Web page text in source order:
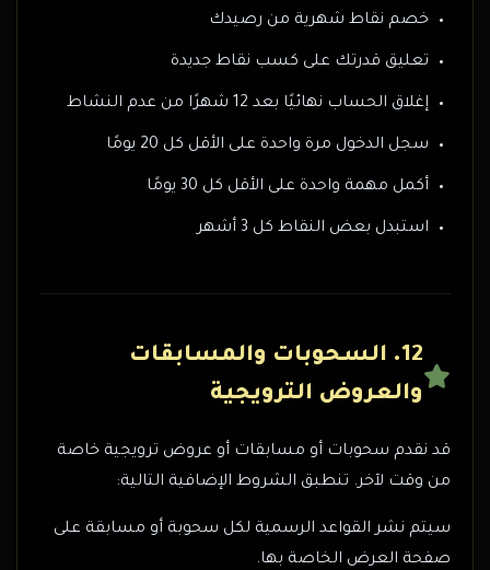
خصم نقاط شهرية من رصيدك
تعليق قدرتك على كسب نقاط جديدة
إغلاق الحساب نهائيًا بعد 12 شهرًا من عدم النشاط
سجل الدخول مرة واحدة على الأقل كل 20 يومًا
أكمل مهمة واحدة على الأقل كل 30 يومًا
استبدل بعض النقاط كل 3 أشهر
12. السحوبات والمسابقات
والعروض الترويجية
قد نقدم سحوبات أو مسابقات أو عروض ترويجية خاصة
من وقت لآخر. تنطبق الشروط الإضافية التالية:
سيتم نشر القواعد الرسمية لكل سحوبة أو مسابقة على
صفحة العرض الخاصة بها.